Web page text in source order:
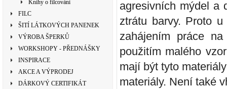
Knihy o filcování
FILC
ŠITÍ LÁTKOVÝCH PANENEK
VÝROBA ŠPERKŮ
WORKSHOPY - PŘEDNÁŠKY
INSPIRACE
AKCE A VÝPRODEJ
DÁRKOVÝ CERTIFIKÁT
agresivních mýdel a
ztrátu barvy. Proto
zahájením práce
použitím malého
mají být tyto
materiály. Není také